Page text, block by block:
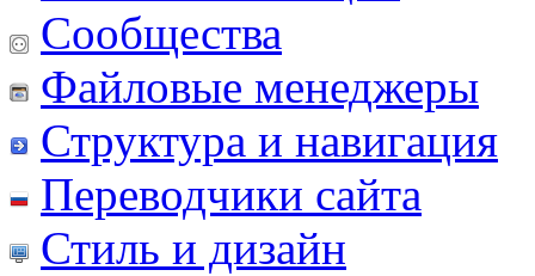
Сообщества
Файловые менеджеры
Структура и навигация
Переводчики сайта
Стиль и дизайн